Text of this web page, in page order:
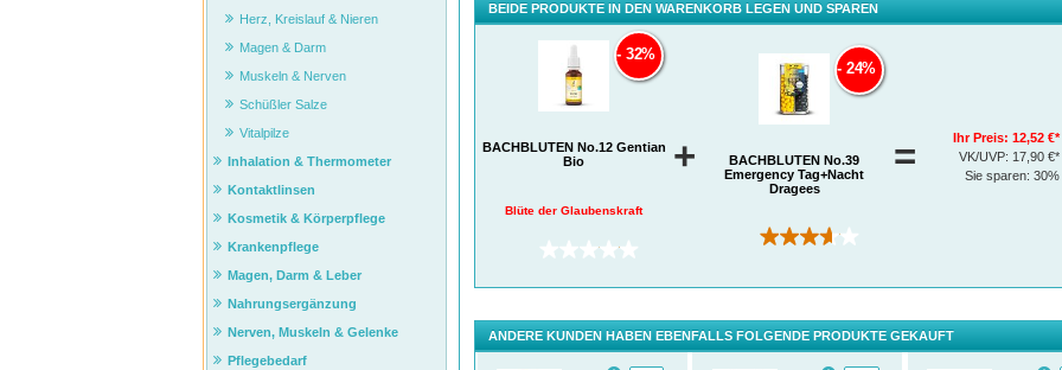
BEIDE PRODUKTE IN DEN WARENKORB LEGEN UND SPAREN
BACHBLÜTEN No.12 Gentian
Bio
Blüte der Glaubenskraft
(0)
32%
+
BACHBLÜTEN No.39
Emergency Tag+Nacht
Dragees
(3)
24%
= Ihr Preis:12,52 €*
VK/UVP: 17,90 €*
Sie sparen:30%
ANDERE KUNDEN HABEN EBENFALLS FOLGENDE PRODUKTE GEKAUFT
Herz, Kreislauf & Nieren
Magen & Darm
Muskeln & Nerven
Schüßler Salze
Vitalpilze
Inhalation & Thermometer
Kontaktlinsen
Kosmetik & Körperpflege
Krankenpflege
Magen, Darm & Leber
Nahrungsergänzung
Nerven, Muskeln & Gelenke
Pflegebedarf